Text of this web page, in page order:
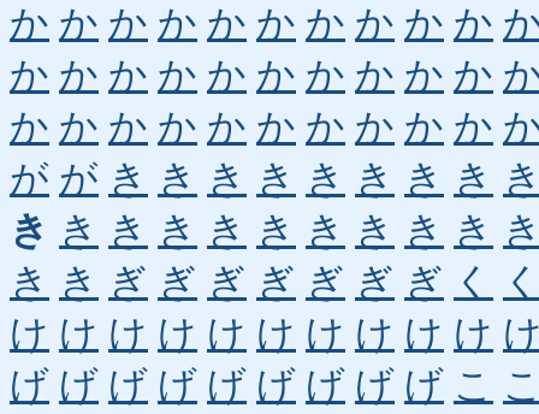
か か か か か か か か か か
か か か か か か か か か か
か か か か か か か か か か
が が き き き き き き き き
き き き き き き き き き き
き き ぎ ぎ ぎ ぎ ぎ ぎ ぎ く
け け け け け け け け け け
げ げ げ げ げ げ げ げ げ こ